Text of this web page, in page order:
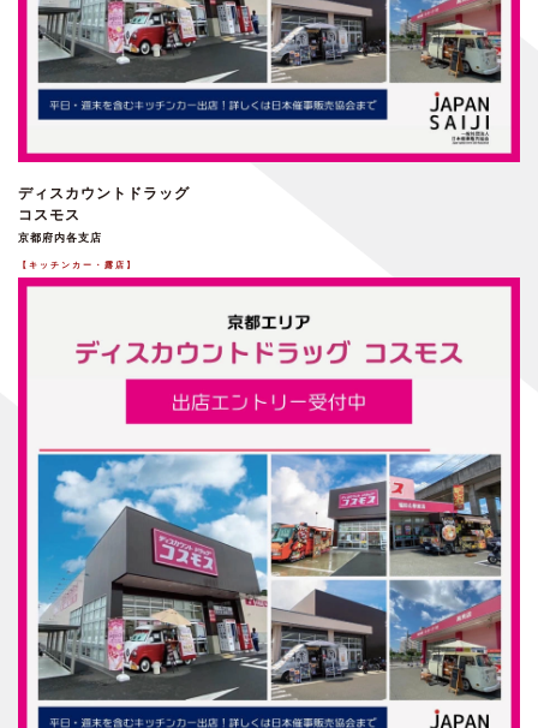
ディスカウントドラッグ
コスモス
京都府内各支店
【キッチンカー・露店】